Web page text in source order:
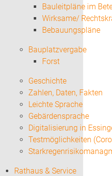
Bauleitpläne im
Wirksame/
Bebauungspläne
Bauplatzvergabe
Forst
Geschichte
Zahlen, Daten, Fakten
Leichte Sprache
Gebärdensprache
Digitalisierung in
Testmöglichkeiten
Rathaus & Service